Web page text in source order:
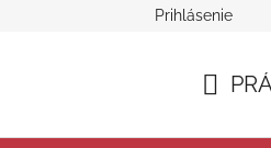
Na stiahnutiePrihlásenie